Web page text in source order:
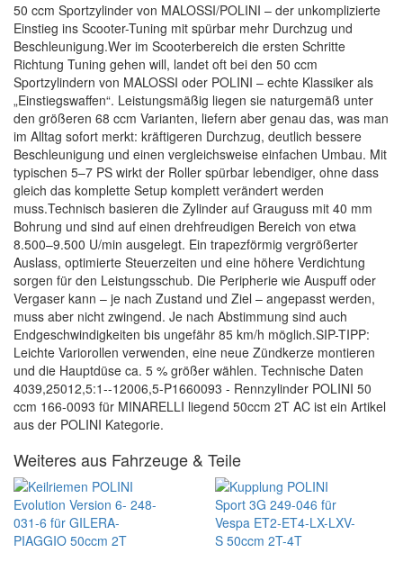
50 ccm Sportzylinder von MALOSSI/POLINI – der unkomplizierte
Einstieg ins Scooter-Tuning mit spürbar mehr Durchzug und
Beschleunigung.Wer im Scooterbereich die ersten Schritte
Richtung Tuning gehen will, landet oft bei den 50 ccm
Sportzylindern von MALOSSI oder POLINI – echte Klassiker als
„Einstiegswaffen“. Leistungsmäßig liegen sie naturgemäß unter
den größeren 68 ccm Varianten, liefern aber genau das, was man
im Alltag sofort merkt: kräftigeren Durchzug, deutlich bessere
Beschleunigung und einen vergleichsweise einfachen Umbau. Mit
typischen 5–7 PS wirkt der Roller spürbar lebendiger, ohne dass
gleich das komplette Setup komplett verändert werden
muss.Technisch basieren die Zylinder auf Grauguss mit 40 mm
Bohrung und sind auf einen drehfreudigen Bereich von etwa
8.500–9.500 U/min ausgelegt. Ein trapezförmig vergrößerter
Auslass, optimierte Steuerzeiten und eine höhere Verdichtung
sorgen für den Leistungsschub. Die Peripherie wie Auspuff oder
Vergaser kann – je nach Zustand und Ziel – angepasst werden,
muss aber nicht zwingend. Je nach Abstimmung sind auch
Endgeschwindigkeiten bis ungefähr 85 km/h möglich.SIP-TIPP:
Leichte Variorollen verwenden, eine neue Zündkerze montieren
und die Hauptdüse ca. 5 % größer wählen. Technische Daten
4039,25012,5:1--12006,5-P1660093 - Rennzylinder POLINI 50
ccm 166-0093 für MINARELLI liegend 50ccm 2T AC ist ein Artikel
aus der POLINI Kategorie.
Weiteres aus Fahrzeuge & Teile